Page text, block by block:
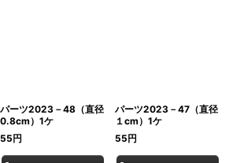
パーツ2023－48（直径
0.8cm）1ケ
55円
パーツ2023－47（直径
１cm）1ケ
55円